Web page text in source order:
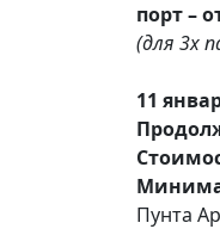
порт –
(для 3х
11
Пунта